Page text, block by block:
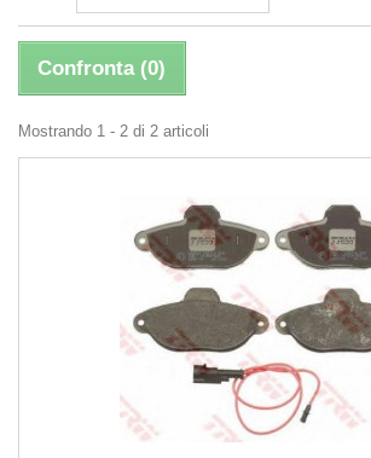
Confronta (0)
Mostrando 1 - 2 di 2 articoli